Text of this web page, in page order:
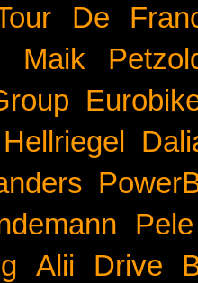
De
Maik
Pele
Alii Drive